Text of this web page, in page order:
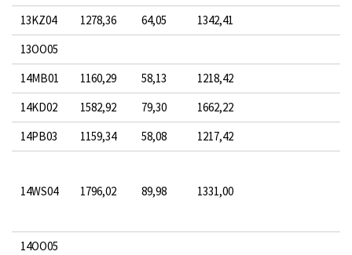
13KZ04
1278,36 64,05
1342,41
13OO05
14MB01
1160,29 58,13
1218,42
14KD02
1582,92 79,30
1662,22
14PB03
1159,34 58,08 1217,42
14WS04 1796,02 89,98 1331,00
14OO05